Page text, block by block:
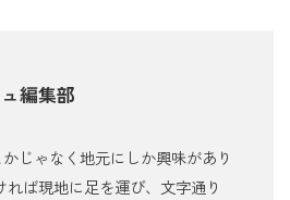
編集部
じゃなく地元にしか興味があり
れば現地に足を運び、文字通り